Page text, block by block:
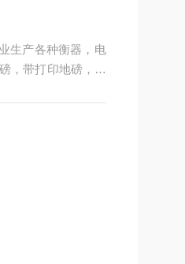
生产各种衡器，电
，带打印地磅，电